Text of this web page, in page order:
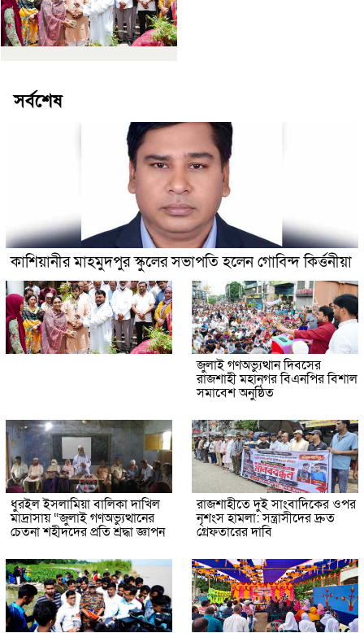
সর্বশেষ
কাশিয়ানীর মাহমুদপুর স্কুলের সভাপতি হলেন গোবিন্দ কির্ত্তনীয়া
জুলাই গণঅভ্যুত্থান দিবসের
রাজশাহী মহানগর বিএনপির বিশাল
সমাবেশ অনুষ্ঠিত
ধুরইল ইসলামিয়া বালিকা দাখিল
মাদ্রাসায় “জুলাই গণঅভ্যুত্থানের
চেতনা শহীদদের প্রতি শ্রদ্ধা জ্ঞাপন
রাজশাহীতে দুই সাংবাদিকের ওপর
নৃশংস হামলা: সন্ত্রাসীদের দ্রুত
গ্রেফতারের দাবি